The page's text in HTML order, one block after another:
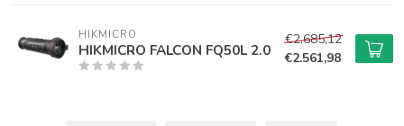
HIKMICRO
HIKMICRO FALCON FQ50L 2.0
€2.685,12
€2.561,98